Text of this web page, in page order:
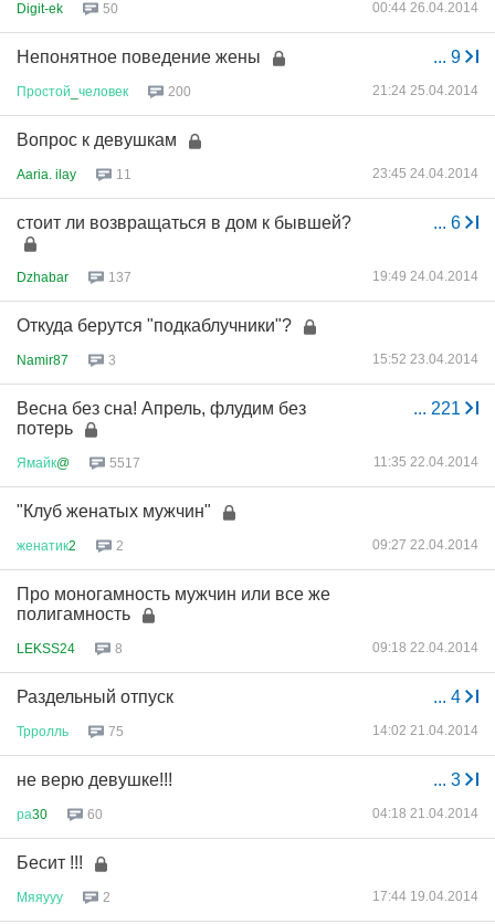
Digit-ek 50 00:44 26.04.2014
... 9
Непонятное поведение жены
Простой человек 200 21:24 25.04.2014
Вопрос к девушкам
Aaria. ilay 11 23:45 24.04.2014
... 6
стоит ли возвращаться в дом к бывшей?
Dzhabar 137 19:49 24.04.2014
Откуда берутся "подкаблучники"?
Namir87 3 15:52 23.04.2014
... 221
Весна без сна! Апрель, флудим без
потерь
Ямайк@ 5517 11:35 22.04.2014
"Клуб женатых мужчин"
женатик2 2 09:27 22.04.2014
Про моногамность мужчин или все же
полигамность
LEKSS24 8 09:18 22.04.2014
... 4
Раздельный отпуск
Трролль 75 14:02 21.04.2014
... 3
не верю девушке!!!
ра30 60 04:18 21.04.2014
Бесит !!!
Мяяууу 2 17:44 19.04.2014